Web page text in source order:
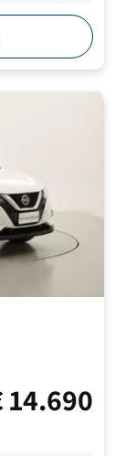
14.690